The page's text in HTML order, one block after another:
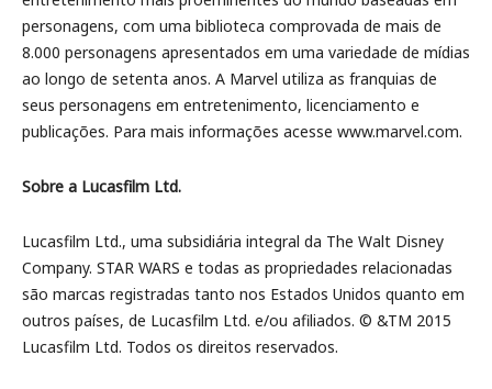
personagens, com uma biblioteca comprovada de mais de
8.000 personagens apresentados em uma variedade de mídias
ao longo de setenta anos. A Marvel utiliza as franquias de
seus personagens em entretenimento, licenciamento e
publicações. Para mais informações acesse www.marvel.com.
Sobre a Lucasfilm Ltd.
Lucasfilm Ltd., uma subsidiária integral da The Walt Disney
Company. STAR WARS e todas as propriedades relacionadas
são marcas registradas tanto nos Estados Unidos quanto em
outros países, de Lucasfilm Ltd. e/ou afiliados. © &TM 2015
Lucasfilm Ltd. Todos os direitos reservados.